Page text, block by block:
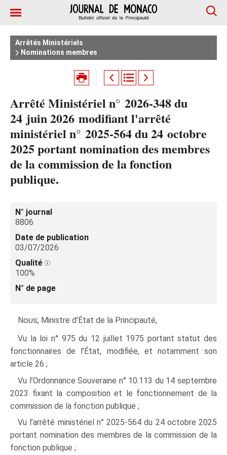
Arrêtés Ministériels
Nominations membres
Arrêté Ministériel n° 2026‑348 du
24 juin 2026 modifiant l'arrêté
ministériel n° 2025‑564 du 24 octobre
2025 portant nomination des membres
de la commission de la fonction
publique.
N° journal
8806
Date de publication
03/07/2026
Qualité
100%
N° de page
Nous, Ministre d’État de la Principauté,
Vu la loi n° 975 du 12 juillet 1975 portant statut des
fonctionnaires de l’État, modifiée, et notamment son
article 26 ;
Vu l’Ordonnance Souveraine n° 10.113 du 14 septembre
2023 fixant la composition et le fonctionnement de la
commission de la fonction publique ;
Vu l’arrêté ministériel n° 2025‑564 du 24 octobre 2025
portant nomination des membres de la commission de la
fonction publique ;